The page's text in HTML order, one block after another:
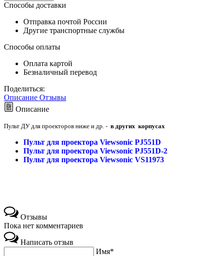
Способы доставки
Отправка почтой России
Другие транспортные службы
Способы оплаты
Оплата картой
Безналичный перевод
Поделиться:
Описание Отзывы
Описание
Пульт ДУ для проекторов ниже и др. - в других корпусах
Пульт для проектора Viewsonic PJ551D
Пульт для проектора Viewsonic PJ551D-2
Пульт для проектора Viewsonic VS11973
Отзывы
Пока нет комментариев
Написать отзыв
Имя*